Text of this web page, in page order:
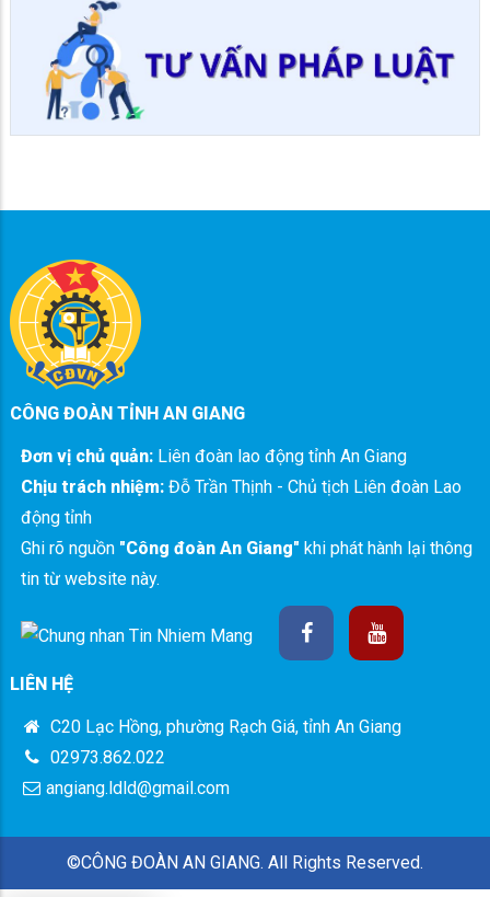
CÔNG ĐOÀN TỈNH AN GIANG
Đơn vị chủ quản: Liên đoàn lao động tỉnh An Giang
Chịu trách nhiệm: Đỗ Trần Thịnh - Chủ tịch Liên đoàn Lao
động tỉnh
Ghi rõ nguồn "Công đoàn An Giang" khi phát hành lại thông
tin từ website này.
LIÊN HỆ
C20 Lạc Hồng, phường Rạch Giá, tỉnh An Giang
02973.862.022
angiang.ldld@gmail.com
©CÔNG ĐOÀN AN GIANG. All Rights Reserved.